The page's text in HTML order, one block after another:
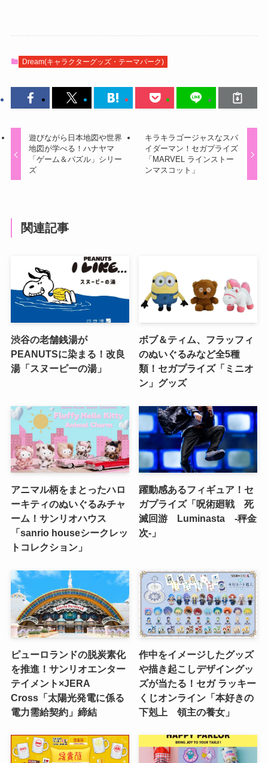
Dream(キャラクターグッズ・テーマパーク)
遊びながら日本地図や世界
地図が学べる！ハナヤマ
「ゲーム＆パズル」シリー
ズ
キラキラゴージャスなスパ
イダーマン！セガプライズ
「MARVEL ラインストー
ンマスコット」
関連記事
渋谷の老舗銭湯が
PEANUTSに染まる！改良
湯「スヌーピーの湯」
ボブ＆ティム、フラッフィ
のぬいぐるみなど全5種
類！セガプライズ「ミニオ
ン」グッズ
アニマル柄をまとったハロ
ーキティのぬいぐるみチャ
ーム！サンリオハウス
「sanrio houseシークレッ
トコレクション」
躍動感あるフィギュア！セ
ガプライズ「呪術廻戦 死
滅回游 Luminasta ‐秤金
次‐」
ピューロランドの脱炭素化
を推進！サンリオエンター
テイメント×JERA
Cross「太陽光発電に係る
電力需給契約」締結
作中をイメージしたグッズ
や描き起こしデザイングッ
ズが当たる！セガ ラッキー
くじオンライン「本好きの
下剋上 領主の養女」